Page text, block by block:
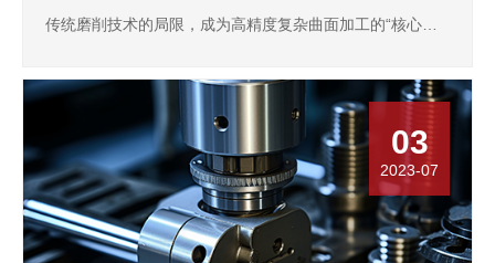
传统磨削技术的局限，成为高精度复杂曲面加工的“核心利
03
2023-07